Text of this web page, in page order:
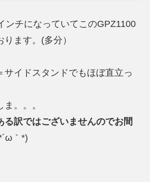
ンチになっていてこのGPZ1100
ます。(多分）
サイドスタンドでもほぼ直立っ
。。。
る訳ではございませんのでお間
｀*)